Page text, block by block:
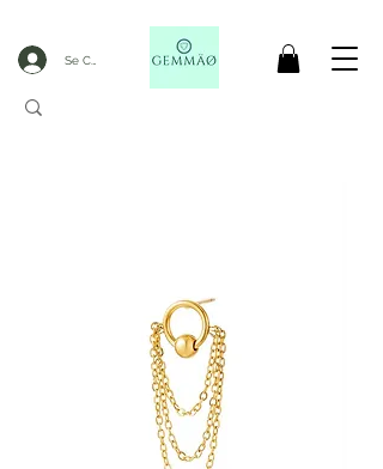
Se Connecter